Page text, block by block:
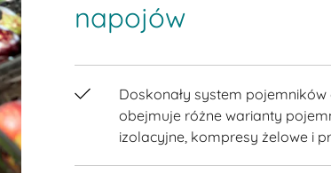
napojów
Doskonały system
obejmuje różne warianty
izolacyjne, kompresy żelowe i